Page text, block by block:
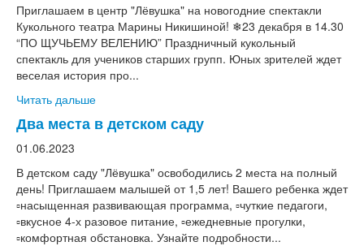
Приглашаем в центр "Лёвушка" на новогодние спектакли
Кукольного театра Марины Никишиной! ❄23 декабря в 14.30
“ПО ЩУЧЬЕМУ ВЕЛЕНИЮ” Праздничный кукольный
спектакль для учеников старших групп. Юных зрителей ждет
веселая история про...
Читать дальше
Два места в детском саду
01.06.2023
В детском саду "Лёвушка" освободились 2 места на полный
день! Приглашаем малышей от 1,5 лет! Вашего ребенка ждет
▫насыщенная развивающая программа, ▫чуткие педагоги,
▫вкусное 4-х разовое питание, ▫ежедневные прогулки,
▫комфортная обстановка. Узнайте подробности...